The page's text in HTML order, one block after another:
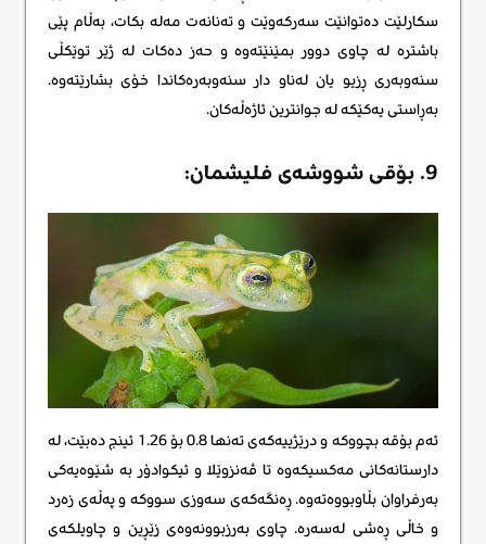
سکارلێت دەتوانێت سەرکەوێت و تەنانەت مەلە بکات، بەڵام پێی
باشترە لە چاوی دوور بمێنێتەوە و حەز دەکات لە ژێر توێکڵی
سنەوبەری ڕزیو یان لەناو دار سنەوبەرەکاندا خۆی بشارێتەوە.
بەڕاستی یەکێکە لە جوانترین ئاژەڵەکان.
9. بۆقی شووشەی فلیشمان:
ئەم بۆقه بچووکە و درێژییەکەی تەنها 0.8 بۆ 1.26 ئینج دەبێت، لە
دارستانەکانی مەکسیکەوە تا ڤەنزوێلا و ئیکوادۆر بە شێوەیەکی
بەرفراوان بڵاوبووەتەوە. ڕەنگەکەی سەوزی سووکە و پەڵەی زەرد
و خاڵی ڕەشی لەسەرە. چاوی ​​بەرزبوونەوەی زێڕین و چاویلکەی